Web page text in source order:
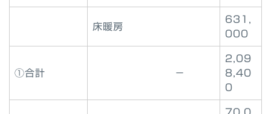
床暖房
631,
000
①合計 －
2,09
8,40
0
70,0